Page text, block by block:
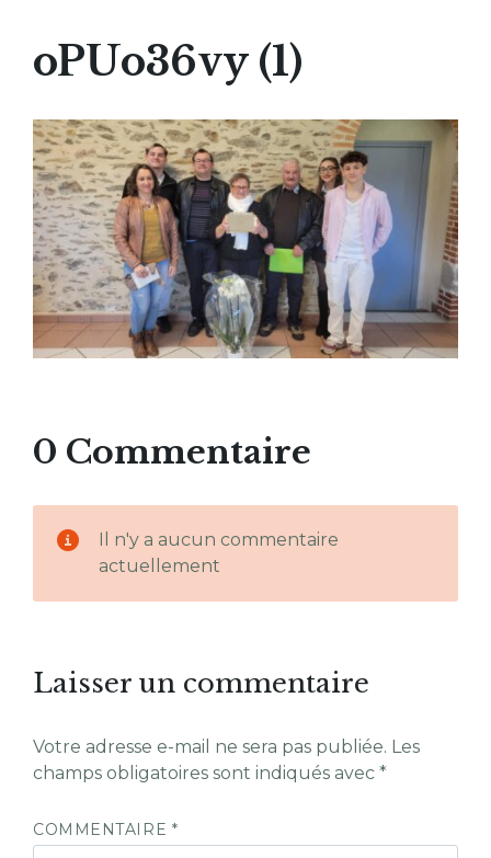
oPUo36vy (1)
0 Commentaire
Il n'y a aucun commentaire
actuellement
Laisser un commentaire
Votre adresse e-mail ne sera pas publiée. Les
champs obligatoires sont indiqués avec *
COMMENTAIRE *